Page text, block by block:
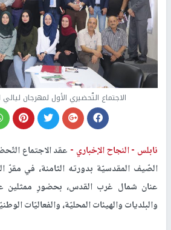
الاجتماع التّحضيري الأول لمهرجان
نابلس -النجاح الإخباري - عقد الاجتماع
الصّيف المقدسيّة بدورته الثامنة، في مقرّ
عنان شمال غرب القدس، بحضورِ ممثلين
والبلديات والهيئات المحليّة، والفعاليّات